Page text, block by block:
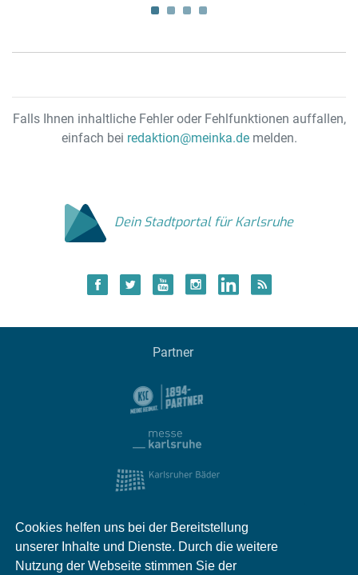
Cookies helfen uns bei der Bereitstellung
unserer Inhalte und Dienste. Durch die weitere
Nutzung der Webseite stimmen Sie der
Falls Ihnen inhaltliche Fehler oder Fehlfunktionen auffallen,
einfach bei redaktion@meinka.demelden.
Dein Stadtportal für Karlsruhe
Partner